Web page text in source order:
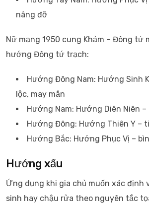
nâng đỡ
Nữ mạng 1950 cung Khảm – Đông tứ
hướng Đông tứ trạch:
Hướng Đông Nam: Hướng Sinh
lộc, may mắn
Hướng Nam: Hướng Diên Niên
Hướng Đông: Hướng Thiên Y –
Hướng Bắc: Hướng Phục Vị –
Hướng xấu
Ứng dụng khi gia chủ muốn xác định
sinh hay chậu rửa theo nguyên tắc